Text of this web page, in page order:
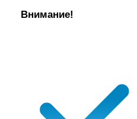
Внимание!